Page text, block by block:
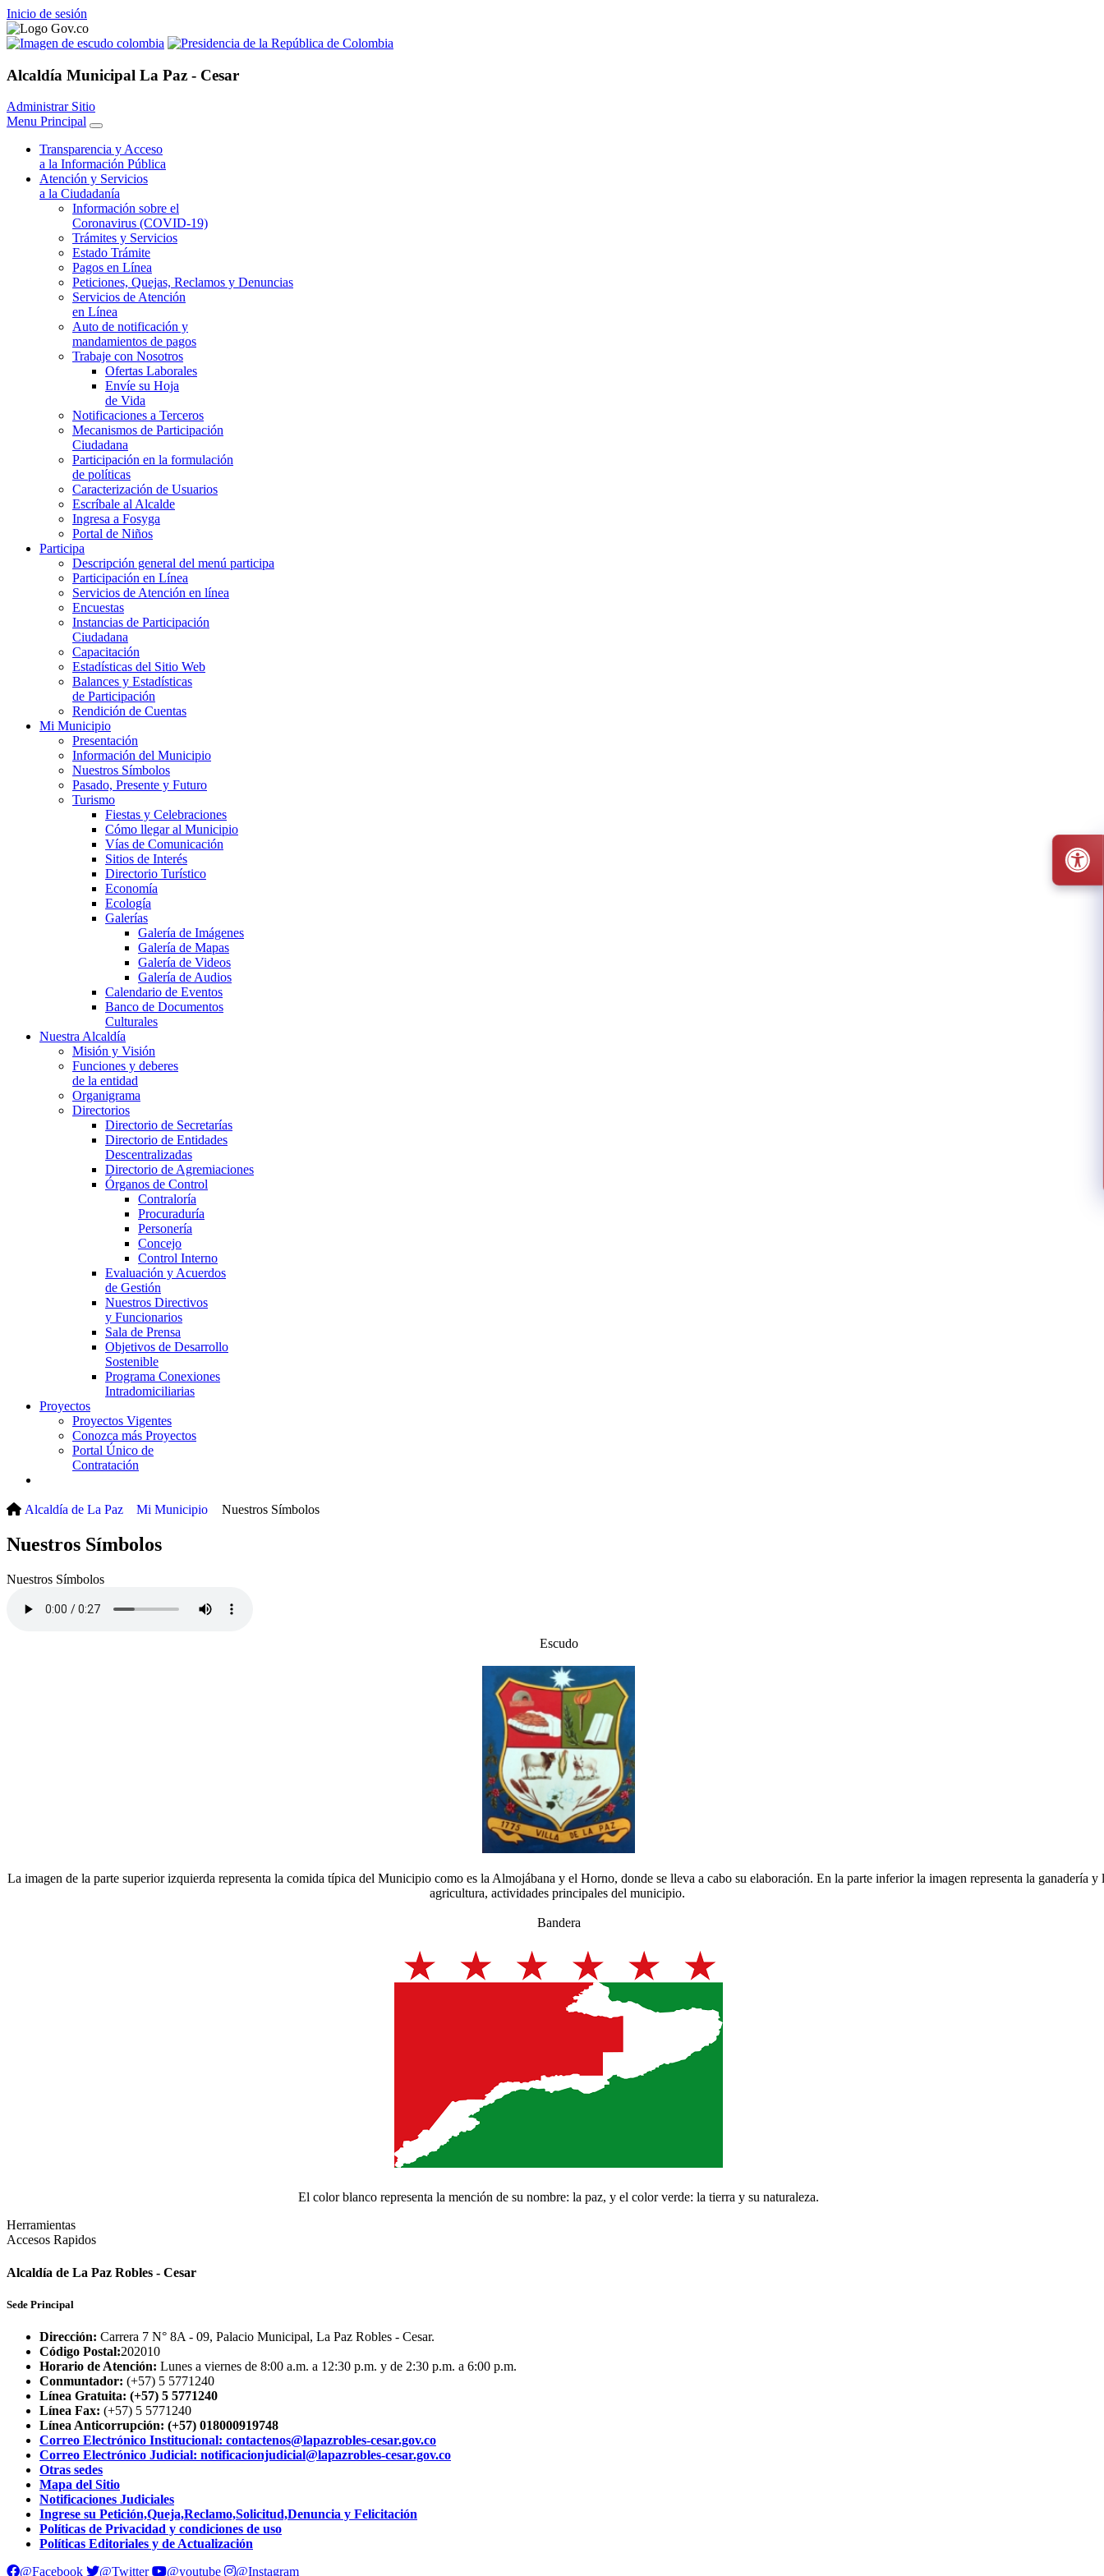
Inicio de sesión
Alcaldía Municipal La Paz - Cesar
Administrar Sitio
Menu Principal
Transparencia y Acceso
a la Información Pública
Atención y Servicios
a la Ciudadanía
Información sobre el
Coronavirus (COVID-19)
Trámites y Servicios
Estado Trámite
Pagos en Línea
Peticiones, Quejas, Reclamos y Denuncias
Servicios de Atención
en Línea
Auto de notificación y
mandamientos de pagos
Trabaje con Nosotros
Ofertas Laborales
Envíe su Hoja
de Vida
Notificaciones a Terceros
Mecanismos de Participación
Ciudadana
Participación en la formulación
de políticas
Caracterización de Usuarios
Escríbale al Alcalde
Ingresa a Fosyga
Portal de Niños
Participa
Descripción general del menú participa
Participación en Línea
Servicios de Atención en línea
Encuestas
Instancias de Participación
Ciudadana
Capacitación
Estadísticas del Sitio Web
Balances y Estadísticas
de Participación
Rendición de Cuentas
Mi Municipio
Presentación
Información del Municipio
Nuestros Símbolos
Pasado, Presente y Futuro
Turismo
Fiestas y Celebraciones
Cómo llegar al Municipio
Vías de Comunicación
Sitios de Interés
Directorio Turístico
Economía
Ecología
Galerías
Galería de Imágenes
Galería de Mapas
Galería de Videos
Galería de Audios
Calendario de Eventos
Banco de Documentos
Culturales
Nuestra Alcaldía
Misión y Visión
Funciones y deberes
de la entidad
Organigrama
Directorios
Directorio de Secretarías
Directorio de Entidades
Descentralizadas
Directorio de Agremiaciones
Órganos de Control
Contraloría
Procuraduría
Personería
Concejo
Control Interno
Evaluación y Acuerdos
de Gestión
Nuestros Directivos
y Funcionarios
Sala de Prensa
Objetivos de Desarrollo
Sostenible
Programa Conexiones
Intradomiciliarias
Proyectos
Proyectos Vigentes
Conozca más Proyectos
Portal Único de
Contratación
Alcaldía de La Paz Mi Municipio Nuestros Símbolos
Nuestros Símbolos
Nuestros Símbolos
Escudo​
La imagen de la parte superior izquierda representa la comida típica del Municipio como es la Almojábana y el Horno, donde se lleva a cabo su elaboración. En la parte inferior la imagen representa la ganadería y
agricultura, actividades principales del municipio.
Bandera
​El color blanco representa la mención de su nombre: la paz, y el color v​erde: la tierra y su naturaleza.​​
Herramientas
Accesos Rapidos
Alcaldía de La Paz Robles - Cesar
Sede Principal
Dirección: Carrera 7 N° 8A - 09, Palacio Municipal, La Paz Robles - Cesar.
Código Postal:202010
Horario de Atención: Lunes a viernes de 8:00 a.m. a 12:30 p.m. y de 2:30 p.m. a 6:00 p.m.
Conmuntador: (+57) 5 5771240
Línea Gratuita: (+57) 5 5771240
Línea Fax: (+57) 5 5771240
Línea Anticorrupción: (+57) 018000919748
Correo Electrónico Institucional: contactenos@lapazrobles-cesar.gov.co
Correo Electrónico Judicial: notificacionjudicial@lapazrobles-cesar.gov.co
Otras sedes
Mapa del Sitio
Notificaciones Judiciales
Ingrese su Petición,Queja,Reclamo,Solicitud,Denuncia y Felicitación
Políticas de Privacidad y condiciones de uso
Políticas Editoriales y de Actualización
@Facebook
@Twitter @youtube @Instagram